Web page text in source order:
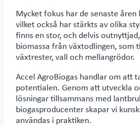
Mycket fokus har de senaste åren
vilket också har stärkts av olika
finns en stor, och delvis
biomassa från växtodlingen, som
växtrester, vall och mellangrödor.
Accel AgroBiogas handlar om att
potentialen. Genom att utveckla
lösningar tillsammans med
biogasproducenter skapar vi
användas i praktiken.